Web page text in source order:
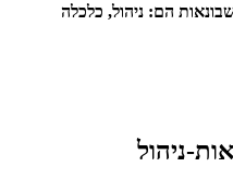
הם: ניהול, כלכלה
ניהול